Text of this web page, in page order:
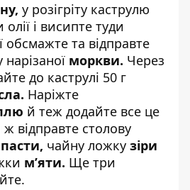
у розігріту каструлю
і висипте туди
обсмажте та відправте
моркви. Через
до каструлі 50 г
Наріжте
й теж додайте все це
ж відправте столову
чайну ложку зіри
м’яти. Ще три